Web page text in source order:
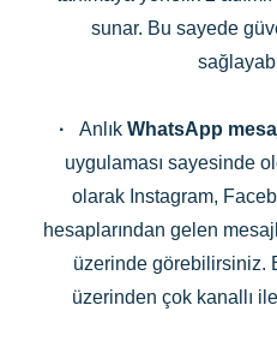
sunar. Bu sayede
· Anlık WhatsApp
uygulaması sayesinde
olarak Instagram,
hesaplarından gelen
üzerinde görebilirsiniz.
üzerinden çok kanallı